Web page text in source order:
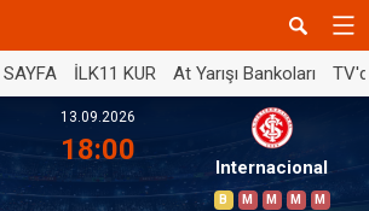
İLK11 KUR At Yarışı Bankoları
13.09.2026
18:00
Internacional
B M M M M